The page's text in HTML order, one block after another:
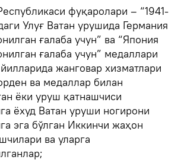
фуқаролари – “1941-
Улуғ Ватан урушида Германия
ғалаба учун” ва “Япония
ғалаба учун” медаллари
жанговар хизматлари
ва медаллар билан
ёки уруш қатнашчиси
ёхуд Ватан уруши ногирони
эга бўлган Иккинчи жаҳон
ва уларга